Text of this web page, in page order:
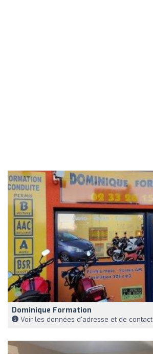
Dominique Formation
Voir les données d'adresse et de contact